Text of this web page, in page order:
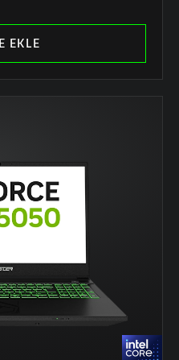
EKLE